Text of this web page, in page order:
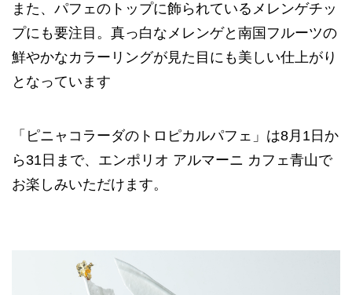
また、パフェのトップに飾られているメレンゲチッ
プにも要注目。真っ白なメレンゲと南国フルーツの
鮮やかなカラーリングが見た目にも美しい仕上がり
となっています
「ピニャコラーダのトロピカルパフェ」は8月1日か
ら31日まで、エンポリオ アルマーニ カフェ青山で
お楽しみいただけます。